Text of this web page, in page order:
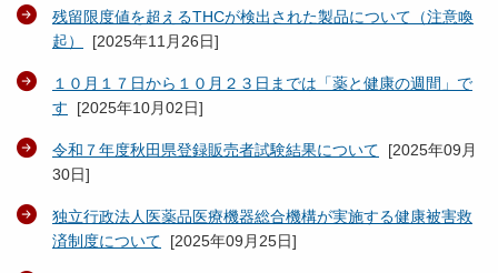
残留限度値を超えるTHCが検出された製品について（注意喚
起）
[2025年11月26日]
１０月１７日から１０月２３日までは「薬と健康の週間」で
す [2025年10月02日]
令和７年度秋田県登録販売者試験結果について [2025年09月
30日]
独立行政法人医薬品医療機器総合機構が実施する健康被害救
済制度について [2025年09月25日]